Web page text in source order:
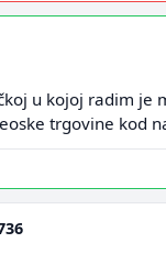
u kojoj radim je
trgovine kod